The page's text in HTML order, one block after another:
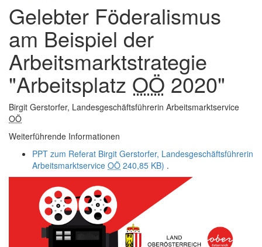
Gelebter Föderalismus
am Beispiel der
Arbeitsmarktstrategie
"Arbeitsplatz OÖ 2020"
Birgit Gerstorfer, Landesgeschäftsführerin Arbeitsmarktservice
OÖ
Weiterführende Informationen
PPT zum Referat Birgit Gerstorfer, Landesgeschäftsführerin
Arbeitsmarktservice OÖ 240,85 KB) .